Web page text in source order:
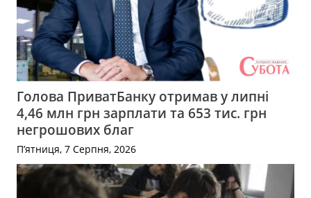
Голова ПриватБанку отримав у липні
4,46 млн грн зарплати та 653 тис. грн
негрошових благ
П’ятниця, 7 Серпня, 2026